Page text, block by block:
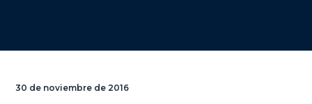
30 de noviembre de 2016